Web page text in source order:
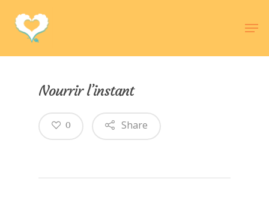
Nourrir l’instant
Share
0